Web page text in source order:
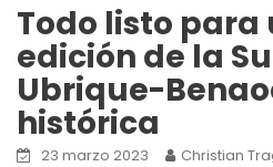
Todo listo para
edición de la
Ubrique-
histórica
23 marzo 2023 Christian